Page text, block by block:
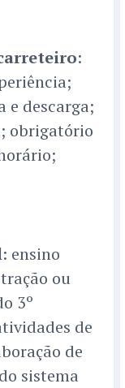
:
e descarga;
obrigatório
: ensino
ou
3º
de
de
sistema